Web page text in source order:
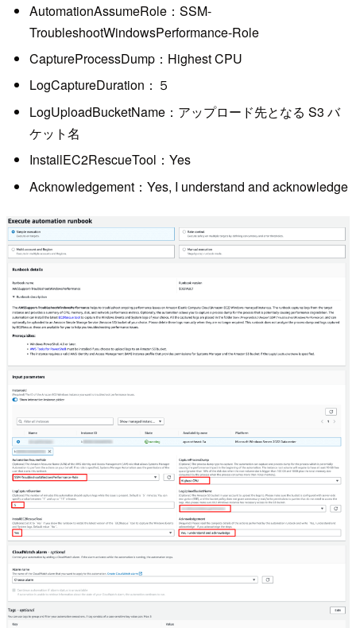
AutomationAssumeRole：SSM-
TroubleshootWindowsPerformance-Role
CaptureProcessDump：Highest CPU
LogCaptureDuration：５
LogUploadBucketName：アップロード先となる S3 バ
ケット名
InstallEC2RescueTool：Yes
Acknowledgement：Yes, I understand and acknowledge